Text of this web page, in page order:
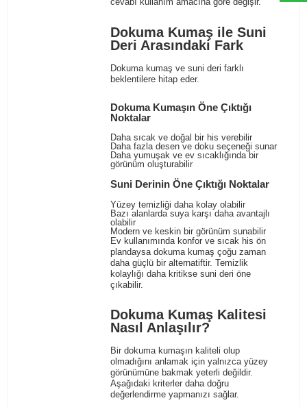
Dokuma Kumaş ile Suni
Deri Arasındaki Fark
Dokuma kumaş ve suni deri farklı
beklentilere hitap eder.
Dokuma Kumaşın Öne Çıktığı
Noktalar
Daha sıcak ve doğal bir his verebilir
Daha fazla desen ve doku seçeneği sunar
Daha yumuşak ve ev sıcaklığında bir
görünüm oluşturabilir
Suni Derinin Öne Çıktığı Noktalar
Yüzey temizliği daha kolay olabilir
Bazı alanlarda suya karşı daha avantajlı
olabilir
Modern ve keskin bir görünüm sunabilir
Ev kullanımında konfor ve sıcak his ön
plandaysa dokuma kumaş çoğu zaman
daha güçlü bir alternatiftir. Temizlik
kolaylığı daha kritikse suni deri öne
çıkabilir.
Dokuma Kumaş Kalitesi
Nasıl Anlaşılır?
Bir dokuma kumaşın kaliteli olup
olmadığını anlamak için yalnızca yüzey
görünümüne bakmak yeterli değildir.
Aşağıdaki kriterler daha doğru
değerlendirme yapmanızı sağlar.